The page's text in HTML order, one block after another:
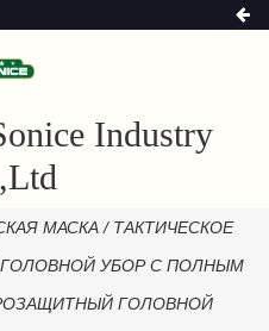
Industry
МАСКА / ТАКТИЧЕСКОЕ
УБОР С ПОЛНЫМ
ГОЛОВНОЙ